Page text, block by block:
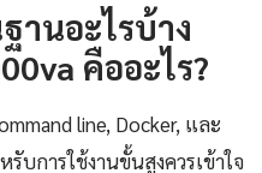
านอะไรบ้าง
คืออะไร?
line, Docker, และ
บการใช้งานขั้นสูงควรเข้าใจ